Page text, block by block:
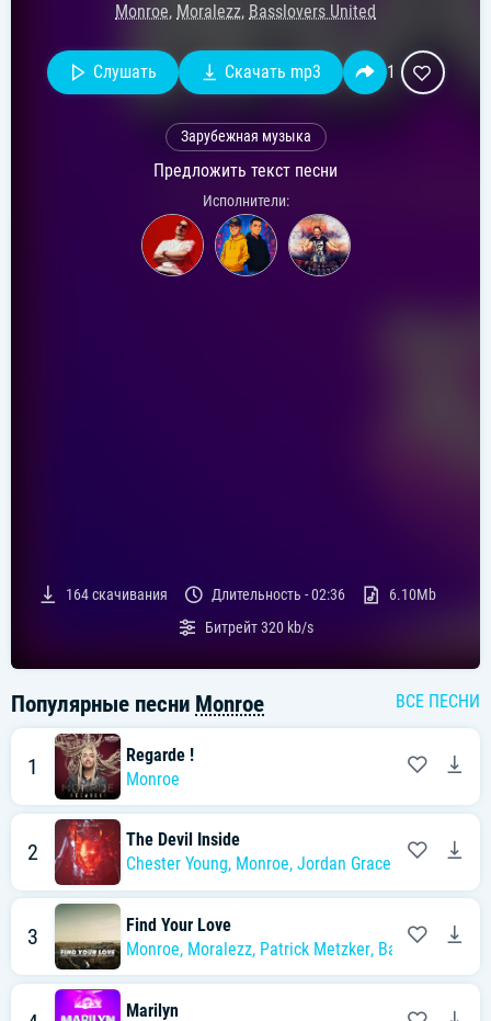
Monroe, Moralezz, Basslovers United
Слушать Скачать mp3 1
Зарубежная музыка
Предложить текст песни
Исполнители:
164скачивания Длительность -02:36
6.10Mb
Битрейт320 kb/s
Популярные песни Monroe ВСЕ ПЕСНИ
1
Regarde !
Monroe
2
The Devil Inside
Chester Young, Monroe, Jordan Grace
3
Find Your Love
Monroe, Moralezz, Patrick Metzker, Basslovers
Marilyn